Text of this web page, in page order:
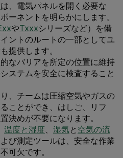
は、電気パネルを開く必要な
ーネントを明らかにします。
やTxxxシリーズなど）を備
ントのルートの一部としてユ
提供します。
なバリアを所定の位置に維持
ステムを安全に検査すること
、チームは圧縮空気やガスの
ことができ、はしご、リフ
決めが不要になります。
温度と湿度、 湿気 と 空気の流
び測定ツールは、安全な作業
可欠です。